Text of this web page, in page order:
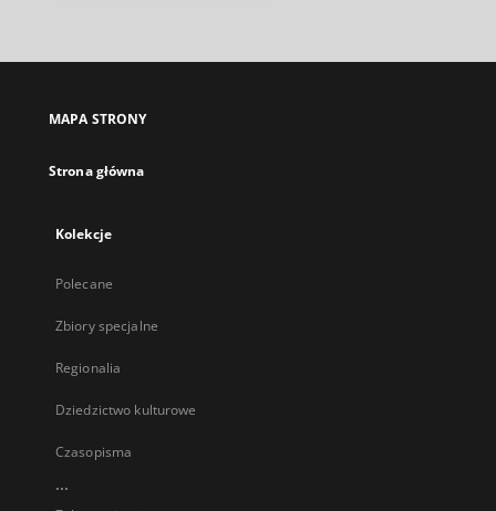
MAPA STRONY
Strona główna
Kolekcje
Polecane
Zbiory specjalne
Regionalia
Dziedzictwo kulturowe
Czasopisma
...